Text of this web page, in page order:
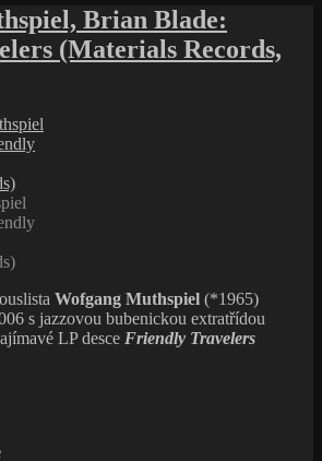
s
názvem
Mino
na
hudebním
chouval
bwa
Brian Blade:
(Materials Records,
Wofgang Muthspiel (*1965)
s jazzovou bubenickou extratřídou
LP desce Friendly Travelers